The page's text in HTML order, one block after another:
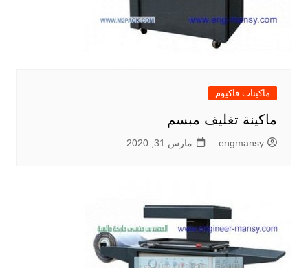
ماكينات فاكيوم
ماكينة تغليف مبسم
engmansy مارس 31, 2020